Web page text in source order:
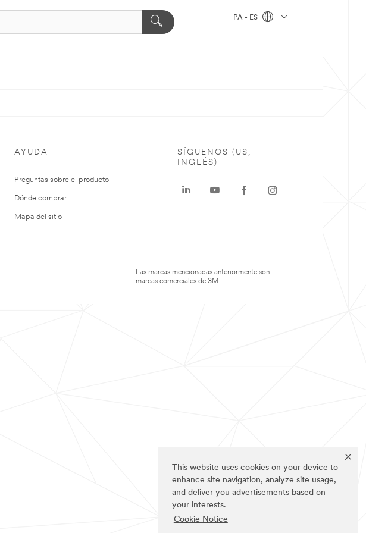
This website uses cookies on your device to
enhance site navigation, analyze site usage,
and deliver you advertisements based on
your interests.
Cookie Notice
PA - ES
AYUDA
Preguntas sobre el producto
Dónde comprar
Mapa del sitio
SÍGUENOS (US,
INGLÉS)
Las marcas mencionadas anteriormente son
marcas comerciales de 3M.